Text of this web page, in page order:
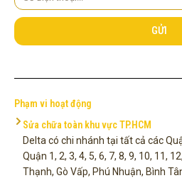
điện
thoại
GỬI
Phạm vi hoạt động
Sửa chữa toàn khu vực TP.HCM
Delta có chi nhánh tại tất cả các
Quận 1, 2, 3, 4, 5, 6, 7, 8, 9, 10, 11,
Thạnh, Gò Vấp, Phú Nhuận, Bình